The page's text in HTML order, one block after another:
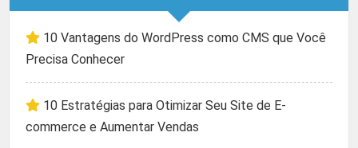
10 Vantagens do WordPress como CMS que Você
Precisa Conhecer
10 Estratégias para Otimizar Seu Site de E-
commerce e Aumentar Vendas